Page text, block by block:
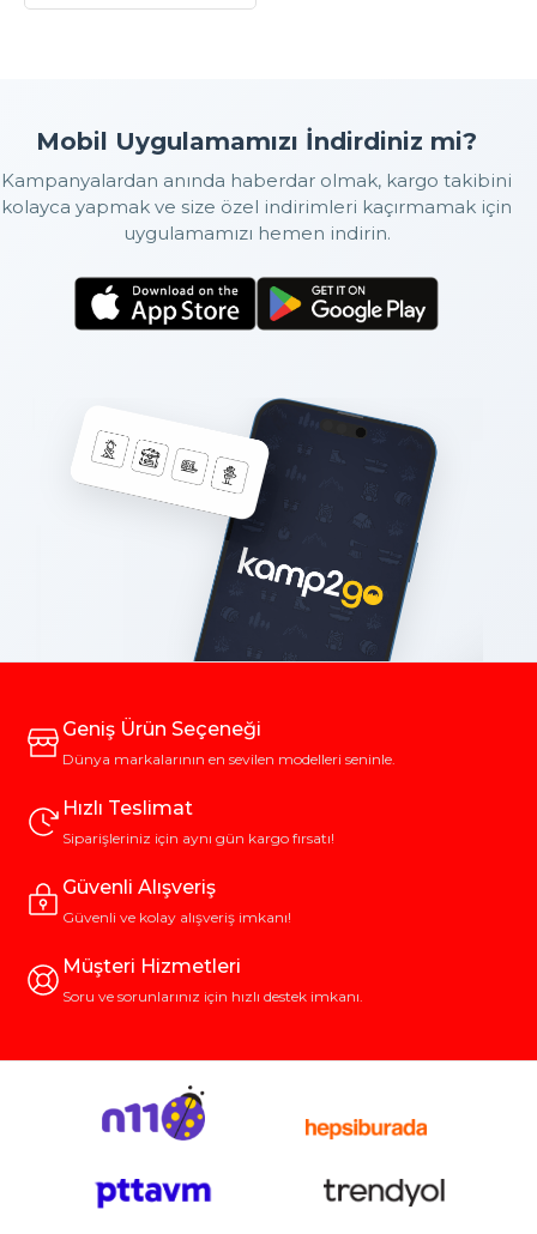
Mobil Uygulamamızı İndirdiniz mi?
Kampanyalardan anında haberdar olmak, kargo takibini
kolayca yapmak ve size özel indirimleri kaçırmamak için
uygulamamızı hemen indirin.
Geniş Ürün Seçeneği
Dünya markalarının en sevilen modelleri seninle.
Hızlı Teslimat
Siparişleriniz için aynı gün kargo fırsatı!
Güvenli Alışveriş
Güvenli ve kolay alışveriş imkanı!
Müşteri Hizmetleri
Soru ve sorunlarınız için hızlı destek imkanı.